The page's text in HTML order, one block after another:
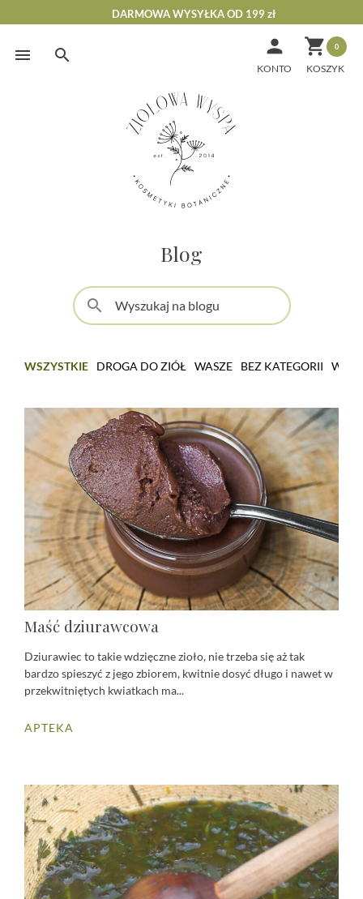
Skip
DARMOWA WYSYŁKA OD 199 zł
 0

KONTO
Blog
search
WSZYSTKIE DROGA DO ZIÓŁ WASZE BEZ KATEGORII
Maść dziurawcowa
Dziurawiec to takie wdzięczne zioło, nie trzeba się aż tak
bardzo spieszyć z jego zbiorem, kwitnie dosyć długo i nawet w
przekwitniętych kwiatkach ma...
APTEKA